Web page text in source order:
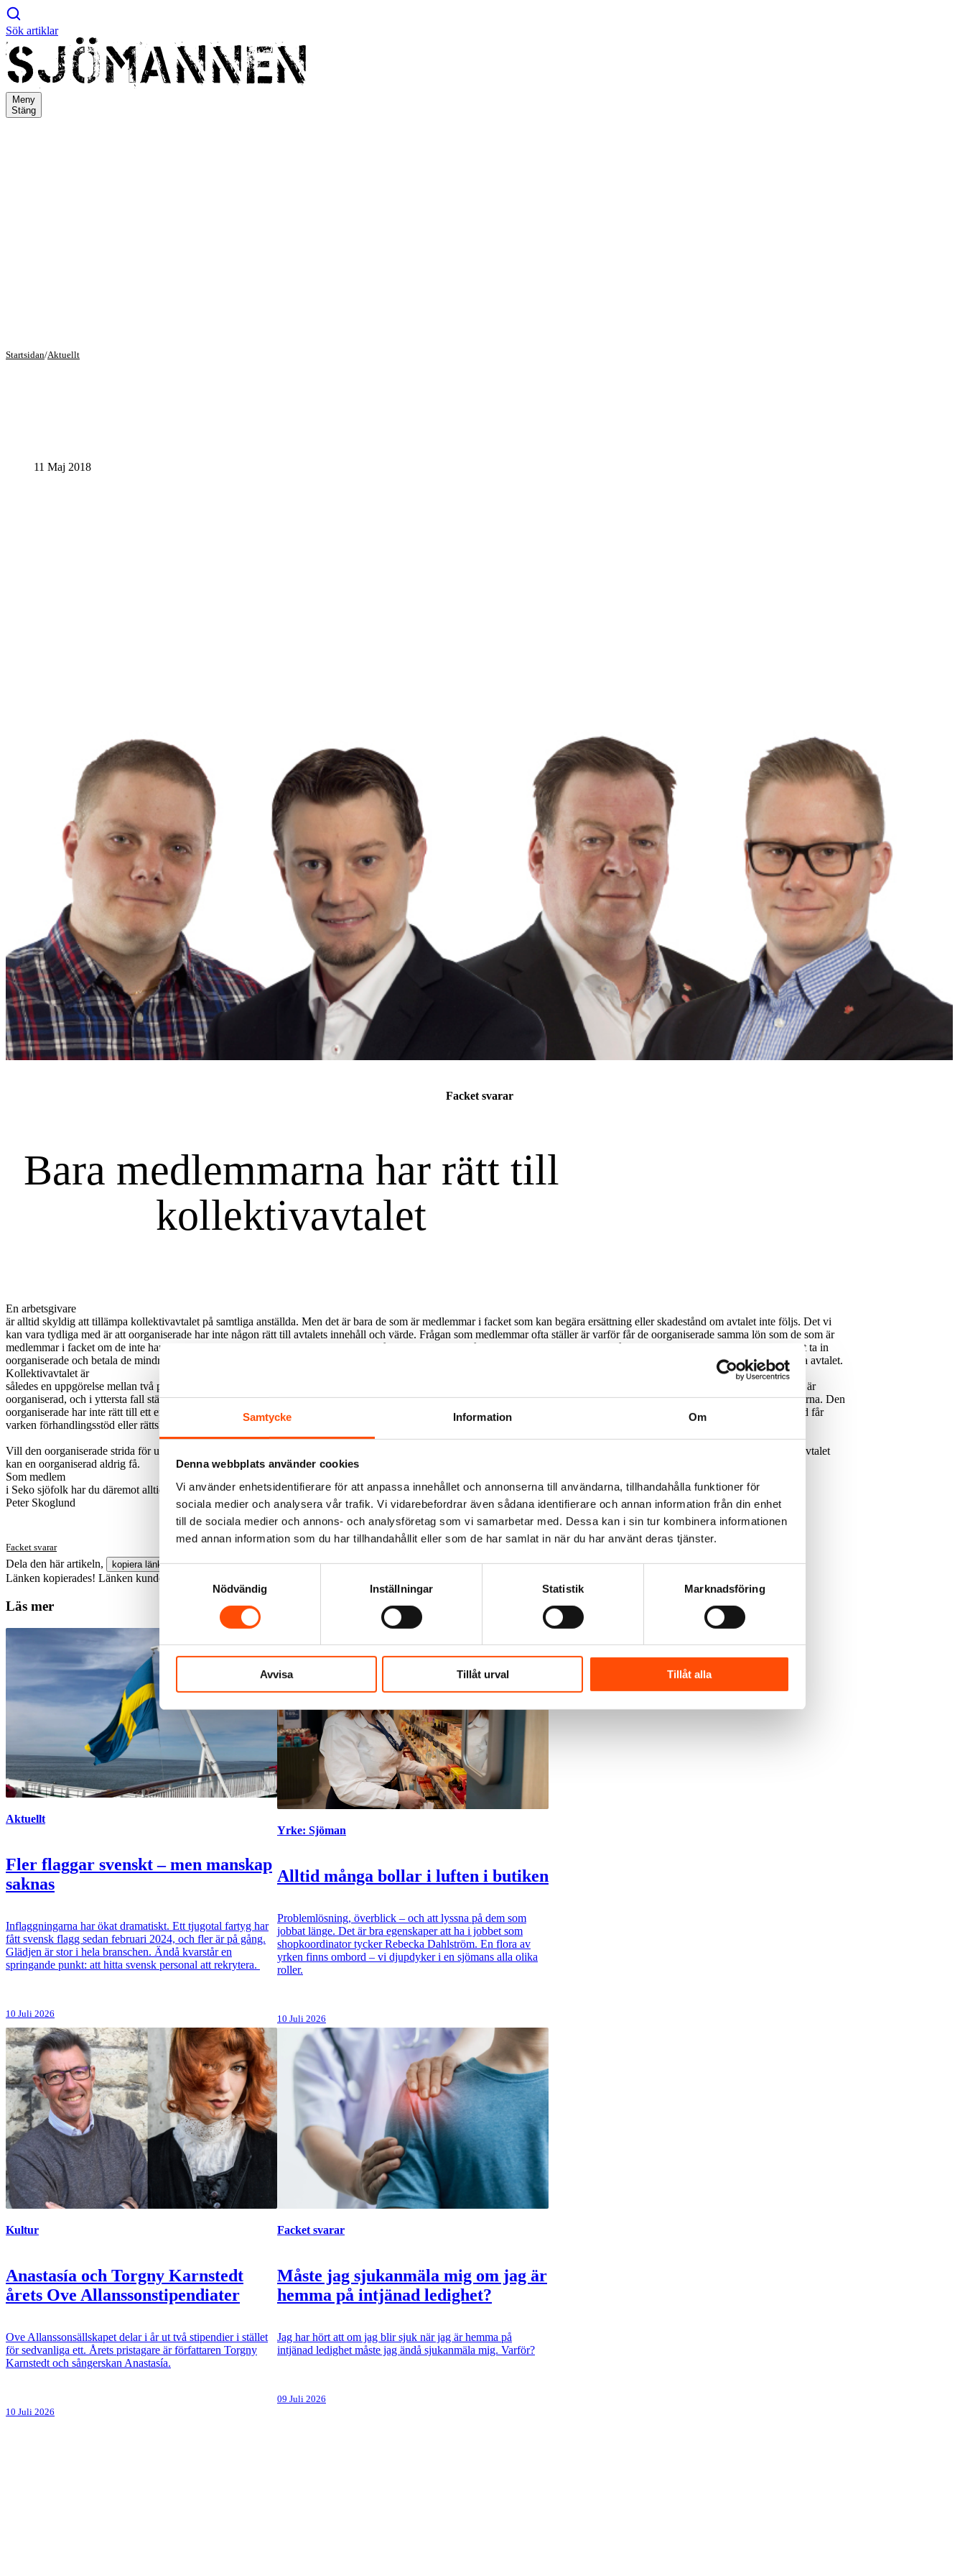
Samtycke Information Om
Denna webbplats använder cookies
Vi använder enhetsidentifierare för att anpassa innehållet och annonserna till användarna, tillhandahålla funktioner för
sociala medier och analysera vår trafik. Vi vidarebefordrar även sådana identifierare och annan information från din enhet
till de sociala medier och annons- och analysföretag som vi samarbetar med. Dessa kan i sin tur kombinera informationen
med annan information som du har tillhandahållit eller som de har samlat in när du har använt deras tjänster.
Samtyckesval
Nödvändig
Inställningar Statistik Marknadsföring
Avvisa Tillåt urval Tillåt alla
Sök artiklar
Meny
Stäng
Startsidan/Aktuellt
Facket svarar
Bara medlemmarna har rätt till
kollektivavtalet
11 Maj 2018
En arbetsgivare
är alltid skyldig att tillämpa kollektivavtalet på samtliga anställda. Men det är bara de som är medlemmar i facket som kan begära ersättning eller skadestånd om avtalet inte följs. Det vi
kan vara tydliga med är att oorganiserade har inte någon rätt till avtalets innehåll och värde. Frågan som medlemmar ofta ställer är varför får de oorganiserade samma lön som de som är
medlemmar i facket om de inte har rätt till det? Svaret är: Genom att avtala att alla på arbetsplatsen ska få samma lön säkerställer vi också att en arbetsgivare inte sätter i system att ta in
oorganiserade och betala de mindre och på så sätt dumpa våra löner. Istället säger vi att arbetsgivaren ska betala enligt avtal till alla. Men det är bara medlemmarna som kan hävda avtalet.
Kollektivavtalet är
således en uppgörelse mellan två parter, fackföreningen och arbetsgivaren. Ingen annan omfattas av avtalet. Vi kan också begära skadestånd om bolaget betalar fel lön till en som är
oorganiserad, och i yttersta fall stämma arbetsgivaren i domstol för att denne inte betalar ut rätt lön. Då tillfaller alla eventuella ersättningar eller skadestånd i sin helhet medlemmarna. Den
oorganiserade har inte rätt till ett enda öre. Den som aktivt valt att stå utanför den fackliga organisationen har givetvis inte heller rätt till det skydd som avtalet ger. En oorganiserad får
varken förhandlingsstöd eller rättshjälp
Vill den oorganiserade strida för uteblivna löner eller ersättningar gentemot arbetsgivaren, då får hen göra det själv. Men någon ersättning eller skadestånd för brott mot kollektivavtalet
kan en oorganiserad aldrig få.
Som medlem
i Seko sjöfolk har du däremot alltid hela Sekos organisation bakom dig om vi behöver ta strid för din kollektivavtalade rätt.
Peter Skoglund
Facket svarar
Dela den här artikeln, kopiera länken
Länken kopierades! Länken kunde inte kopieras.
Läs mer
Aktuellt
Fler flaggar svenskt – men manskap
saknas
Inflaggningarna har ökat dramatiskt. Ett tjugotal fartyg har
fått svensk flagg sedan februari 2024, och fler är på gång.
Glädjen är stor i hela branschen. Ändå kvarstår en
springande punkt: att hitta svensk personal att rekrytera.
10 Juli 2026
Yrke: Sjöman
Alltid många bollar i luften i butiken
Problemlösning, överblick – och att lyssna på dem som
jobbat länge. Det är bra egenskaper att ha i jobbet som
shopkoordinator tycker Rebecka Dahlström. En flora av
yrken finns ombord – vi djupdyker i en sjömans alla olika
roller.
10 Juli 2026
Kultur
Anastasía och Torgny Karnstedt
årets Ove Allanssonstipendiater
Ove Allanssonsällskapet delar i år ut två stipendier i stället
för sedvanliga ett. Årets pristagare är författaren Torgny
Karnstedt och sångerskan Anastasía.
10 Juli 2026
Facket svarar
Måste jag sjukanmäla mig om jag är
hemma på intjänad ledighet?
Jag har hört att om jag blir sjuk när jag är hemma på
intjänad ledighet måste jag ändå sjukanmäla mig. Varför?
09 Juli 2026